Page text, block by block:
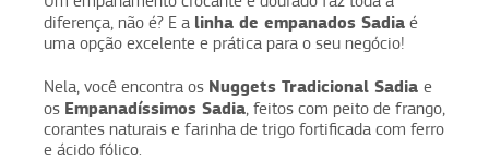
diferença, não é? E a linha de empanados Sadia é
uma opção excelente e prática para o seu negócio!
Nela, você encontra os Nuggets Tradicional Sadia e
os Empanadíssimos Sadia, feitos com peito de frango,
corantes naturais e farinha de trigo fortificada com ferro
e ácido fólico.